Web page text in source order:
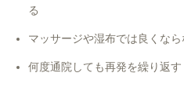
る
マッサージや湿布では良くなら
何度通院しても再発を繰り返す